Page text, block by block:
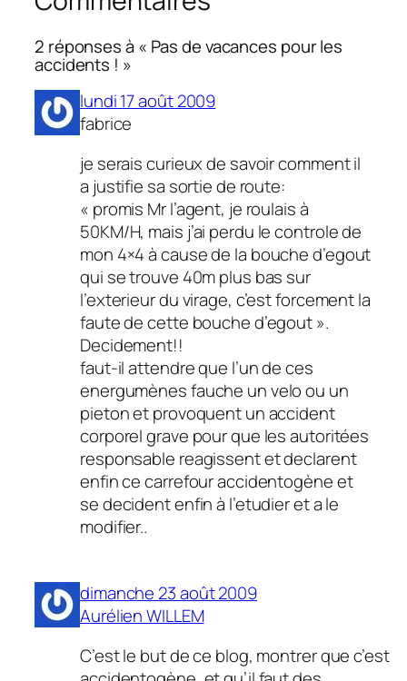
2 réponses à « Pas de vacances pour les
accidents ! »
lundi 17 août 2009
fabrice
je serais curieux de savoir comment il
a justifie sa sortie de route:
« promis Mr l’agent, je roulais à
50KM/H, mais j’ai perdu le controle de
mon 4×4 à cause de la bouche d’egout
qui se trouve 40m plus bas sur
l’exterieur du virage, c’est forcement la
faute de cette bouche d’egout ».
Decidement!!
faut-il attendre que l’un de ces
energumènes fauche un velo ou un
pieton et provoquent un accident
corporel grave pour que les autoritées
responsable reagissent et declarent
enfin ce carrefour accidentogène et
se decident enfin à l’etudier et a le
modifier..
dimanche 23 août 2009
Aurélien WILLEM
C’est le but de ce blog, montrer que c’est